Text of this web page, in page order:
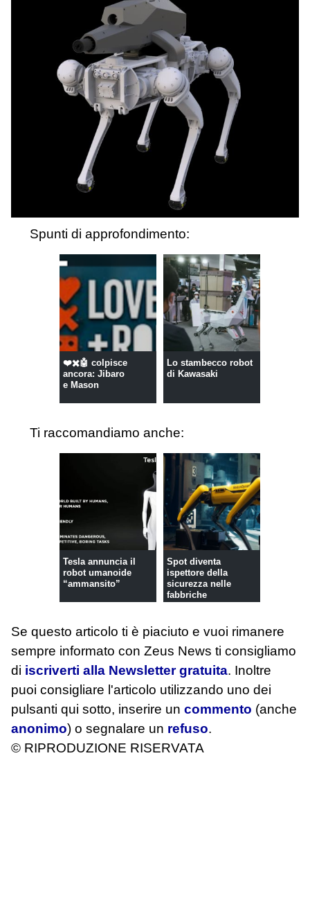
Spunti di approfondimento:
❤️✖️🤖 colpisce
ancora: Jibaro
e Mason
Lo stambecco robot
di Kawasaki
Ti raccomandiamo anche:
Tesla annuncia il
robot umanoide
“ammansito”
Spot diventa
ispettore della
sicurezza nelle
fabbriche
Se questo articolo ti è piaciuto e vuoi rimanere
sempre informato con Zeus News ti consigliamo
di iscriverti alla Newsletter gratuita. Inoltre
puoi consigliare l'articolo utilizzando uno dei
pulsanti qui sotto, inserire un commento (anche
anonimo) o segnalare un refuso.
© RIPRODUZIONE RISERVATA